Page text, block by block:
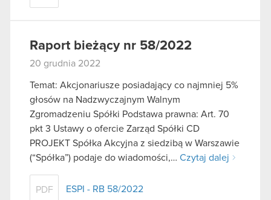
Raport bieżący nr 58/2022
20 grudnia 2022
Temat: Akcjonariusze posiadający co najmniej 5%
głosów na Nadzwyczajnym Walnym
Zgromadzeniu Spółki Podstawa prawna: Art. 70
pkt 3 Ustawy o ofercie Zarząd Spółki CD
PROJEKT Spółka Akcyjna z siedzibą w Warszawie
(“Spółka”) podaje do wiadomości,… Czytaj dalej
PDF ESPI - RB 58/2022